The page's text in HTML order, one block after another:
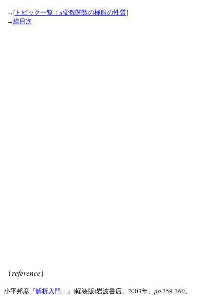
→ [ トピック一覧： n変数関数の極限の性質]
→総目次
（reference）
小平邦彦『解析入門Ⅱ 』 (軽装版)岩波書店、 2003年、 pp.259-260。